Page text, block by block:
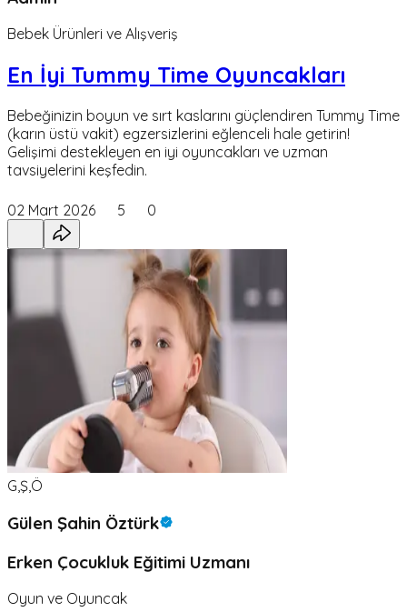
Bebek Ürünleri ve Alışveriş
En İyi Tummy Time Oyuncakları
Bebeğinizin boyun ve sırt kaslarını güçlendiren Tummy Time
(karın üstü vakit) egzersizlerini eğlenceli hale getirin!
Gelişimi destekleyen en iyi oyuncakları ve uzman
tavsiyelerini keşfedin.
02 Mart 2026 5 0
G,Ş,Ö
Gülen Şahin Öztürk
Erken Çocukluk Eğitimi Uzmanı
Oyun ve Oyuncak